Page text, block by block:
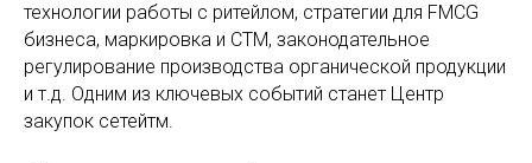
технологии работы с ритейлом, стратегии для FMCG
бизнеса, маркировка и СТМ, законодательное
регулирование производства органической продукции
и т.д. Одним из ключевых событий станет Центр
закупок сетейтм.